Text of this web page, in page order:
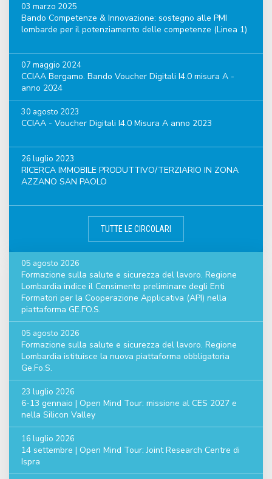
03 marzo 2025
Bando Competenze & Innovazione: sostegno alle PMI
lombarde per il potenziamento delle competenze (Linea 1)
07 maggio 2024
CCIAA Bergamo. Bando Voucher Digitali I4.0 misura A -
anno 2024
30 agosto 2023
CCIAA - Voucher Digitali I4.0 Misura A anno 2023
26 luglio 2023
RICERCA IMMOBILE PRODUTTIVO/TERZIARIO IN ZONA
AZZANO SAN PAOLO
TUTTE LE CIRCOLARI
05 agosto 2026
Formazione sulla salute e sicurezza del lavoro. Regione
Lombardia indice il Censimento preliminare degli Enti
Formatori per la Cooperazione Applicativa (API) nella
piattaforma GE.FO.S.
05 agosto 2026
Formazione sulla salute e sicurezza del lavoro. Regione
Lombardia istituisce la nuova piattaforma obbligatoria
Ge.Fo.S.
23 luglio 2026
6-13 gennaio | Open Mind Tour: missione al CES 2027 e
nella Silicon Valley
16 luglio 2026
14 settembre | Open Mind Tour: Joint Research Centre di
Ispra